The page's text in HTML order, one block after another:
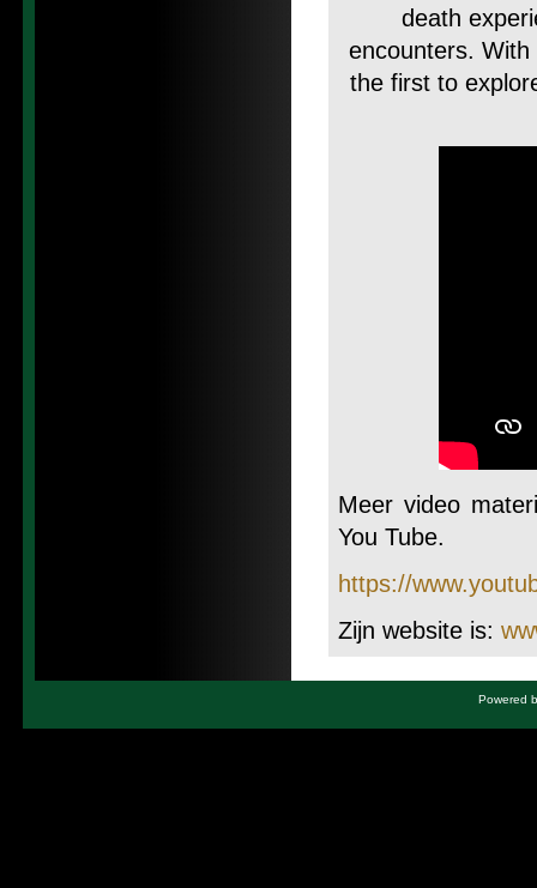
death
encounters.
the first to
Meer video
You Tube.
https://
Zijn website is:
Powered